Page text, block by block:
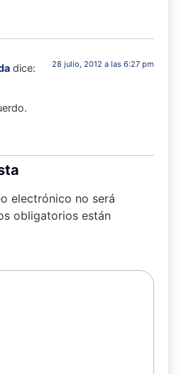
dice: 28 julio, 2012 a las 6:27 pm
electrónico no será
obligatorios están